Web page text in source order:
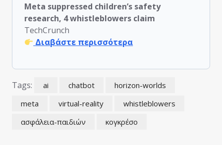
Meta suppressed children’s safety
research, 4 whistleblowers claim
TechCrunch
Διαβάστε περισσότερα
Tags: ai chatbot
horizon-worlds
meta
virtual-reality
whistleblowers
ασφάλεια-παιδιών
κογκρέσο